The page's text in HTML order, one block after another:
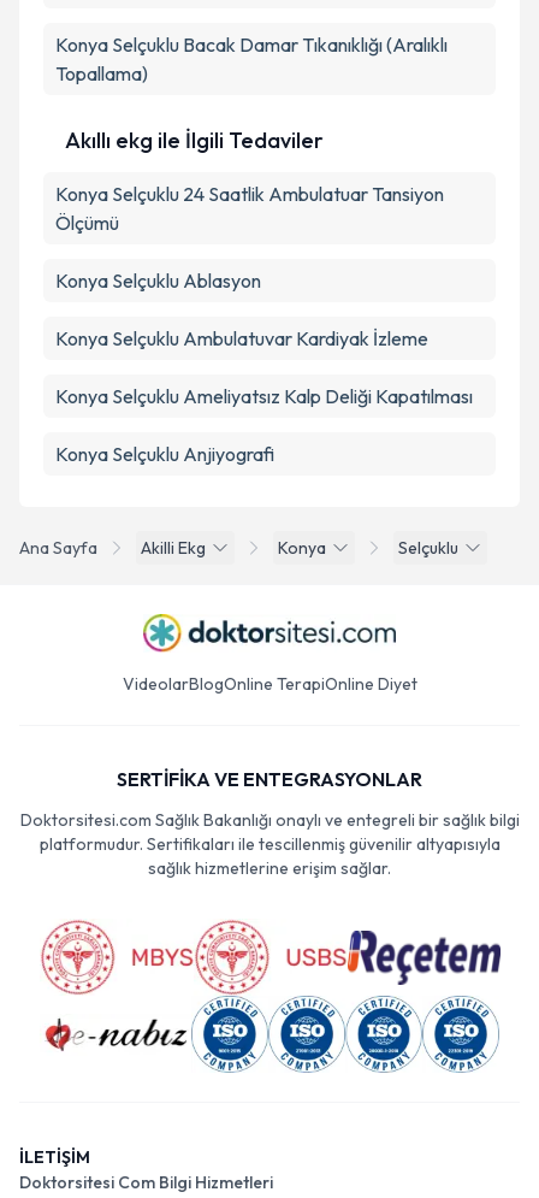
Ana Sayfa Akilli Ekg Konya Selçuklu
Konya Selçuklu Bacak Damar Tıkanıklığı (Aralıklı
Topallama)
Akıllı ekg ile İlgili Tedaviler
Konya Selçuklu 24 Saatlik Ambulatuar Tansiyon
Ölçümü
Konya Selçuklu Ablasyon
Konya Selçuklu Ambulatuvar Kardiyak İzleme
Konya Selçuklu Ameliyatsız Kalp Deliği Kapatılması
Konya Selçuklu Anjiyografi
VideolarBlogOnline TerapiOnline Diyet
SERTİFİKA VE ENTEGRASYONLAR
Doktorsitesi.com Sağlık Bakanlığı onaylı ve entegreli bir sağlık bilgi
platformudur. Sertifikaları ile tescillenmiş güvenilir altyapısıyla
sağlık hizmetlerine erişim sağlar.
İLETİŞİM
Doktorsitesi Com Bilgi Hizmetleri